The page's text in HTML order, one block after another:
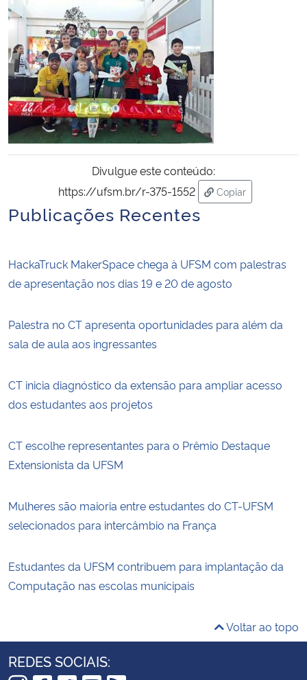
Ministério de Minas e Energia
Ministério da Ciência, Tecnologia, Inovações e Comunicações
Ministério do Meio Ambiente
Ministério do Turismo
Ministério do Desenvolvimento Regional
Controladoria-Geral da União
Secretaria-Geral
Gabinete de Segurança Institucional
Planalto
Divulgue este conteúdo:
https://ufsm.br/r-375-1552
Copiar
para área de
Publicações Recentes
HackaTruck MakerSpace chega à UFSM com palestras
de apresentação nos dias 19 e 20 de agosto
Palestra no CT apresenta oportunidades para além da
sala de aula aos ingressantes
CT inicia diagnóstico da extensão para ampliar acesso
dos estudantes aos projetos
CT escolhe representantes para o Prêmio Destaque
Extensionista da UFSM
Mulheres são maioria entre estudantes do CT-UFSM
selecionados para intercâmbio na França
Estudantes da UFSM contribuem para implantação da
Computação nas escolas municipais
Voltar ao topo
REDES SOCIAIS: